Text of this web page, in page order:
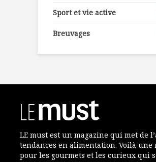
Sport et vie active
Breuvages
LE must est un magazine qui met de
tendances en alimentation. Voilà une
pour les gourmets et les curieux qui